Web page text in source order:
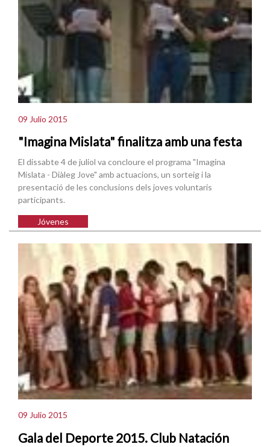
09 Julio 2015
"Imagina Mislata" finalitza amb una festa
El dissabte 4 de juliol va concloure el programa "Imagina
Mislata - Diàleg Jove" amb actuacions, un sorteig i la
presentació de les conclusions dels joves voluntaris
participants.
Jóvenes
09 Julio 2015
Gala del Deporte 2015. Club Natación